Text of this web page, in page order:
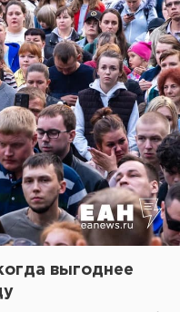
выгоднее